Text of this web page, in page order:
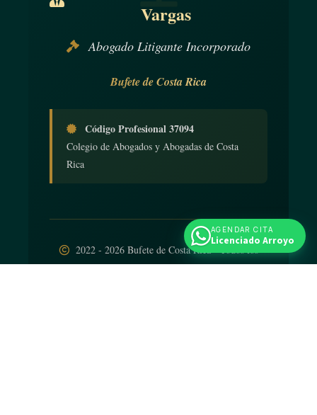
Vargas
Abogado Litigante Incorporado
Bufete de Costa Rica
Código Profesional 37094
Colegio de Abogados y Abogadas de Costa
Rica
2022 - 2026 Bufete de Costa Rica - Todos los
derechos reservados
AGENDAR CITA
Licenciado Arroyo